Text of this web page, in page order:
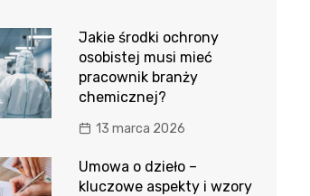
Jakie środki ochrony
osobistej musi mieć
pracownik branży
chemicznej?
13 marca 2026
Umowa o dzieło –
kluczowe aspekty i wzory